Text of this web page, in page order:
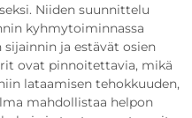
Niiden suunnittelu
kyhmytoiminnassa
ja estävät osien
ovat pinnoitettavia, mikä
lataamisen tehokkuuden,
mahdollistaa helpon